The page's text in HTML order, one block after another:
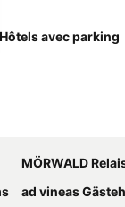
Hôtels avec parking
MÖRWALD Relais &
ad vineas Gästehaus